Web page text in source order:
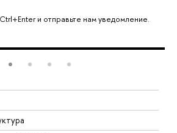
и отправьте нам уведомление.